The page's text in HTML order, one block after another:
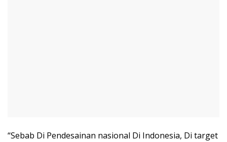
“Sebab Di Pendesainan nasional Di Indonesia, Di target